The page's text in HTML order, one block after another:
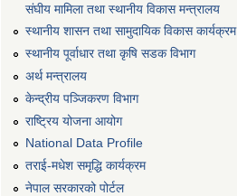
संघीय मामिला तथा स्थानीय विकास मन्त्रालय
स्थानीय शासन तथा सामुदायिक विकास कार्यक्रम
स्थानीय पूर्वाधार तथा कृषि सडक विभाग
अर्थ मन्त्रालय
केन्द्रीय पञ्जिकरण विभाग
राष्ट्रिय योजना आयोग
National Data Profile
तराई-मधेश समृद्धि कार्यक्रम
नेपाल सरकारको पोर्टल